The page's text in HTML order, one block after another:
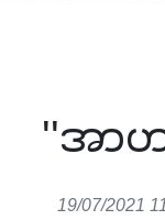
''အာဟ
19/07/2021